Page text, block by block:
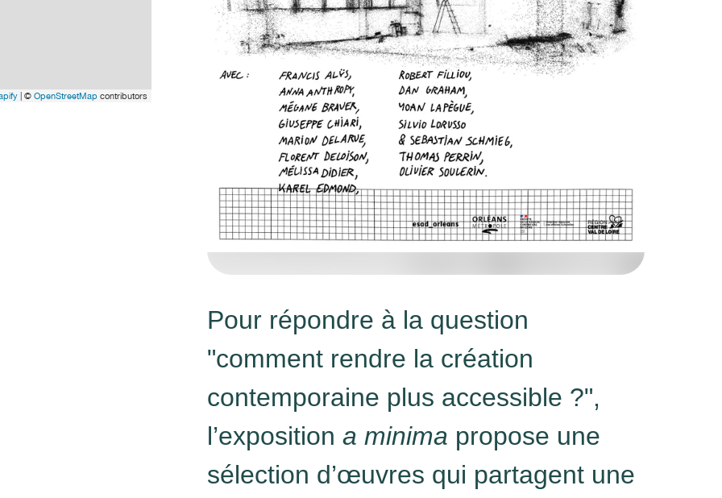
| © OpenStreetMap contributors
Pour répondre à la question
"comment rendre la création
contemporaine plus accessible ?",
l’exposition a minima propose une
sélection d’œuvres qui partagent une